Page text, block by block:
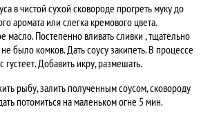
в чистой сухой сковороде прогреть муку до
аромата или слегка кремового цвета.
масло. Постепенно вливать сливки , тщательно
было комков. Дать соусу закипеть. В процессе
густеет. Добавить икру, размешать.
рыбу, залить полученным соусом, сковороду
потомиться на маленьком огне 5 мин.